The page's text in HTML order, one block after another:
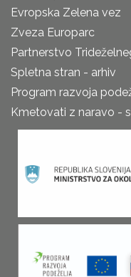
Evropska Zelena vez
Zveza Europarc
Partnerstvo
Spletna stran - arhiv
Program razvoja
Kmetovati z naravo -